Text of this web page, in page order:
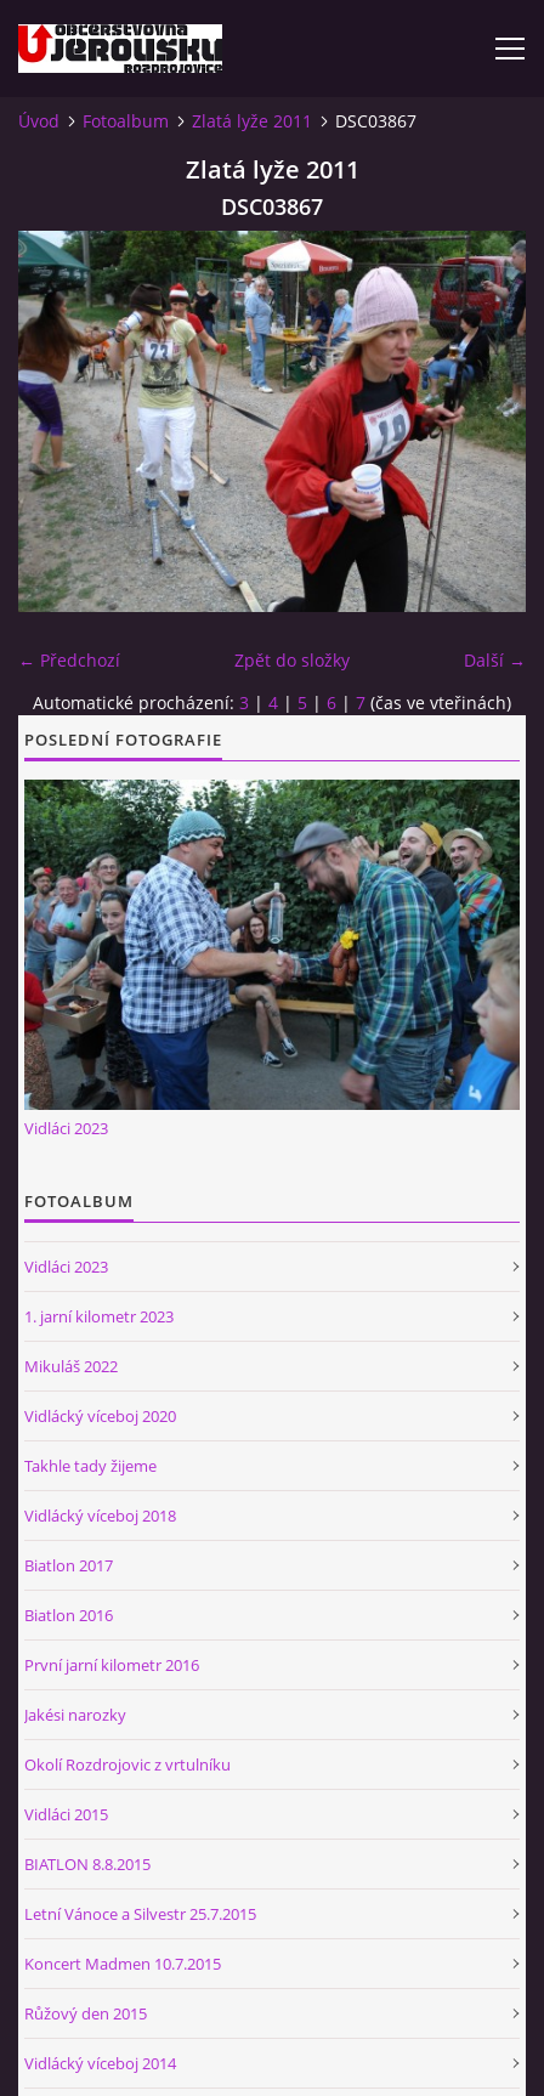
VIDLÁCKÝ VÍCEBOJ 2023 - VIDEO
OTEVÍRACÍ DOBA
VIDLÁCKÝ VÍCEBOJ 2020 - ČLÁNEK Z ROZDROJOVICKÉ
DRBNY 4/2020
VIDLÁCKÝ VÍCEBOJ 2020 - VIDEO
CO SI U NÁS DÁTE?
FOTOALBUM
CESTA KOLEM SVĚTA 2014 - VIDEO
VIDLÁCKÝ VÍCEBOJ 2023
CENÍK
Úvod Fotoalbum Zlatá lyže 2011 DSC03867
Zlatá lyže 2011
DSC03867
← Předchozí Další →
Zpět do složky
Automatické procházení: 3 | 4 | 5 | 6 | 7 (čas ve vteřinách)
POSLEDNÍ FOTOGRAFIE
Vidláci 2023
FOTOALBUM
Vidláci 2023
1. jarní kilometr 2023
Mikuláš 2022
Vidlácký víceboj 2020
Takhle tady žijeme
Vidlácký víceboj 2018
Biatlon 2017
Biatlon 2016
První jarní kilometr 2016
Jakési narozky
Okolí Rozdrojovic z vrtulníku
Vidláci 2015
BIATLON 8.8.2015
Letní Vánoce a Silvestr 25.7.2015
Koncert Madmen 10.7.2015
Růžový den 2015
Vidlácký víceboj 2014